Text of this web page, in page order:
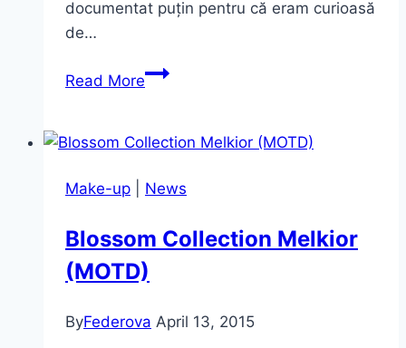
documentat puțin pentru că eram curioasă
de…
Read MoreCum
de
laminate
Make-up News
Blossom Collection Melkior
(MOTD)
ByFederova April 13, 2015